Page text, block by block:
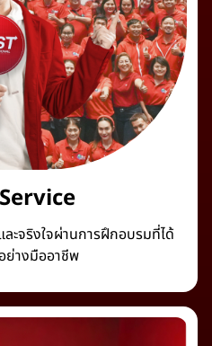
Service
ะจริงใจผ่านการฝึกอบรมที่ได้
ย่างมืออาชีพ